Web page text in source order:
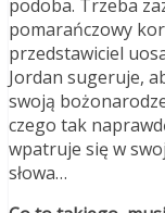
podoba. Trzeba
pomarańczowy
przedstawiciel
Jordan sugeruje,
swoją
czego tak
wpatruje się w
słowa…